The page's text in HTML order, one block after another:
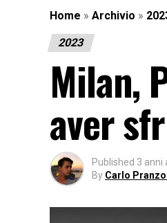
Home » Archivio »
2023
Milan,
aver
Published 3 anni
By Carlo